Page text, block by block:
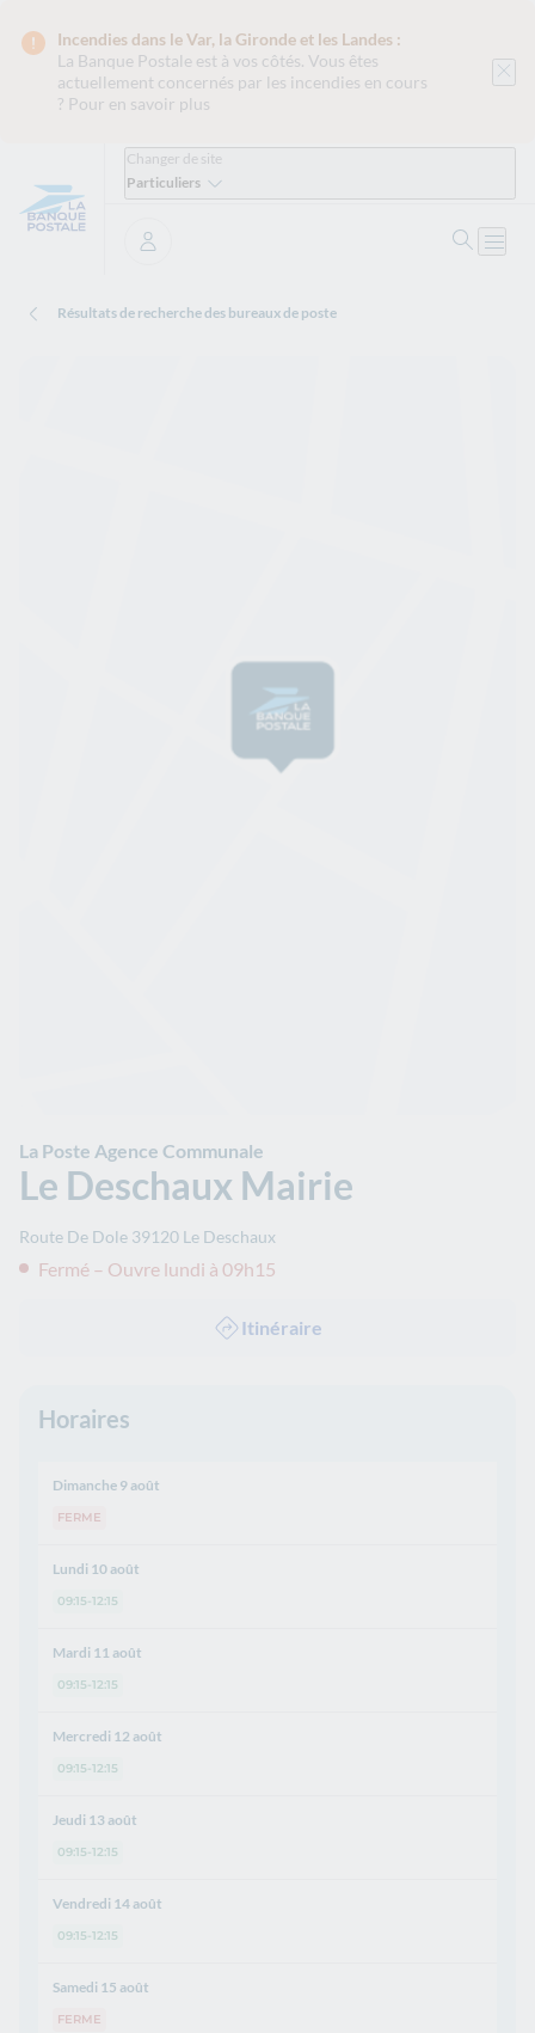
Incendies dans le Var, la Gironde et les Landes :
La Banque Postale est à vos côtés. Vous êtes
actuellement concernés par les incendies en cours
? Pour en savoir plus
Changer de site
Particuliers
Se connecter
Résultats de recherche des bureaux de poste
La Poste Agence Communale
Le Deschaux Mairie
Route De Dole 39120 Le Deschaux
Fermé – Ouvre lundi à 09h15
Itinéraire
Horaires
Dimanche 9 août
FERME
Lundi 10 août
09:15-12:15
Mardi 11 août
09:15-12:15
Mercredi 12 août
09:15-12:15
Jeudi 13 août
09:15-12:15
Vendredi 14 août
09:15-12:15
Samedi 15 août
FERME